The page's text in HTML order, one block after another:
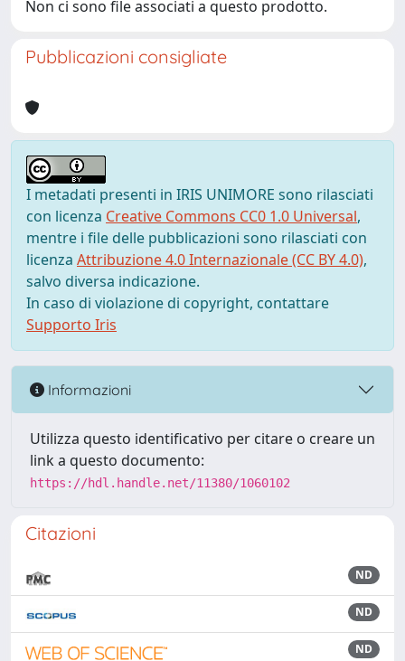
Non ci sono file associati a questo prodotto.
Pubblicazioni consigliate
I metadati presenti in IRIS UNIMORE sono rilasciati
con licenza Creative Commons CC0 1.0 Universal,
mentre i file delle pubblicazioni sono rilasciati con
licenza Attribuzione 4.0 Internazionale (CC BY 4.0),
salvo diversa indicazione.
In caso di violazione di copyright, contattare
Supporto Iris
Informazioni
Utilizza questo identificativo per citare o creare un
link a questo documento:
https://hdl.handle.net/11380/1060102
Citazioni
ND
ND
ND